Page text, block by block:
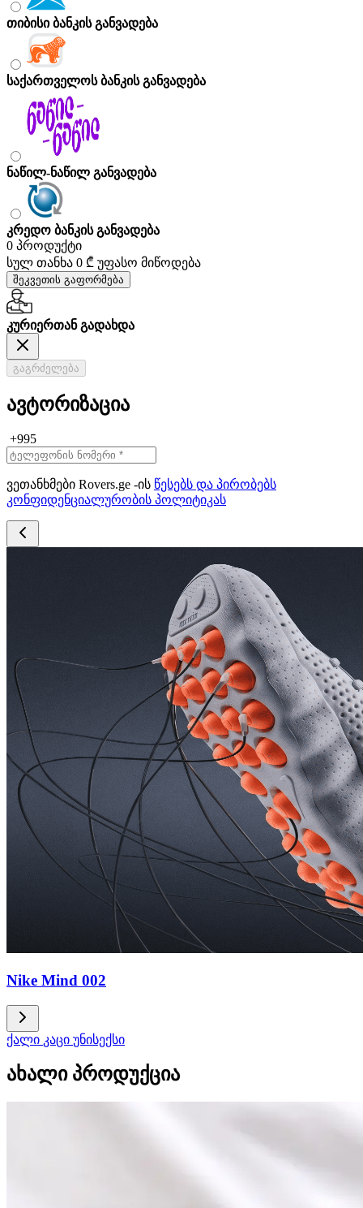
თიბისი ბანკის განვადება
საქართველოს ბანკის განვადება
ნაწილ-ნაწილ განვადება
კრედო ბანკის განვადება
0 პროდუქტი
სულ თანხა 0 ₾ უფასო მიწოდება
შეკვეთის გაფორმება
კურიერთან გადახდა
გაგრძელება
ავტორიზაცია
+995
ვეთანხმები Rovers.ge -ის წესებს და პირობებს
კონფიდენციალურობის პოლიტიკას
Nike Mind 002
ქალი კაცი უნისექსი
ახალი პროდუქცია